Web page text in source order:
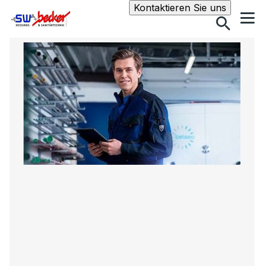
Kontaktieren Sie unsSuche